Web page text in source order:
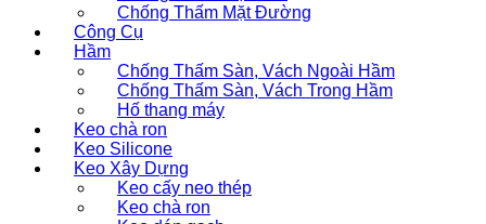
Chống Thấm Mặt Đường
Công Cụ
Hầm
Chống Thấm Sàn, Vách Ngoài Hầm
Chống Thấm Sàn, Vách Trong Hầm
Hố thang máy
Keo chà ron
Keo Silicone
Keo Xây Dựng
Keo cấy neo thép
Keo chà ron